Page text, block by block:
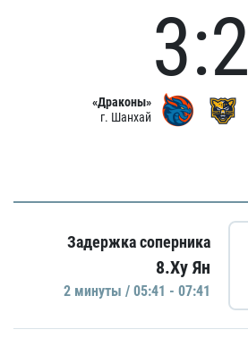
«Драконы»
г. Шанхай
3:2
Задержка соперника
8.Ху Ян
2 минуты / 05:41 - 07:41